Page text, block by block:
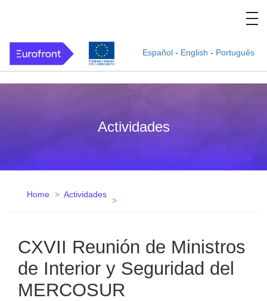
Español - English - Português
Actividades
Home Actividades
CXVII Reunión de Ministros
de Interior y Seguridad del
MERCOSUR